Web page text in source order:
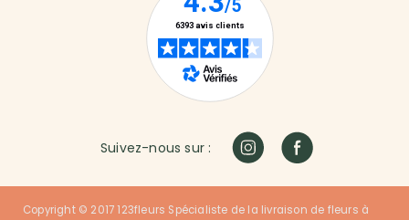
Suivez-nous sur :
Copyright © 2017 123fleurs Spécialiste de la livraison de fleurs à